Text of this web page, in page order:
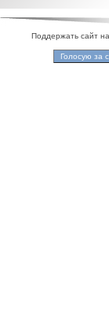
Поддержать сайт